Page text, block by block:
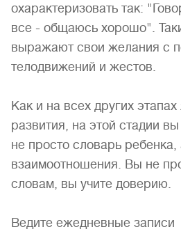
охарактеризовать так:
все - общаюсь хорошо".
выражают свои желания с
телодвижений и жестов.
Как и на всех других
развития, на этой стадии
не просто словарь
взаимоотношения. Вы не
словам, вы учите доверию.
Ведите ежедневные записи